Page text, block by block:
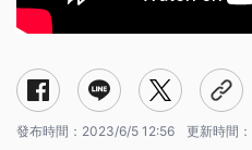
發布時間： 2023/6/5 12:56 更新時間：